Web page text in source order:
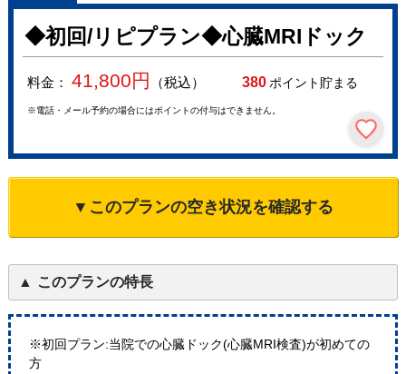
◆初回/リピプラン◆心臓MRIドック
料金： 41,800円 （税込） 380ポイント貯まる
※電話・メール予約の場合にはポイントの付与はできません。
▼このプランの空き状況を確認する
このプランの特長
※初回プラン:当院での心臓ドック(心臓MRI検査)が初めての
方